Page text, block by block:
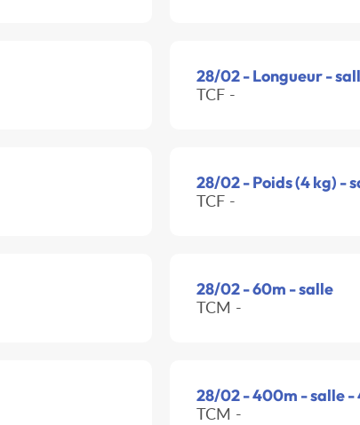
28/02 - Longueur -
TCF -
28/02 - Poids (4 kg) -
TCF -
28/02 - 60m - salle
TCM -
28/02 - 400m - salle -
TCM -